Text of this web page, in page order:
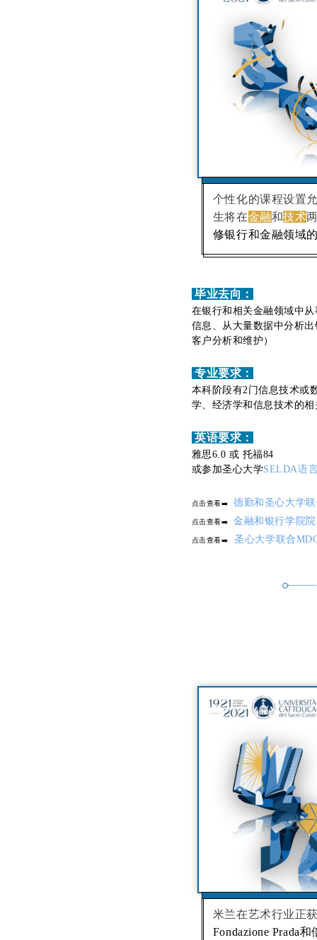
个性化的课程设置
生将在金融和技术
修银行和金融领域
毕业去向：
在银行和相关金融领域中
信息、从大量数据中分析
客户分析和维护）
专业要求：
本科阶段有2门信息技术或
学、经济学和信息技术的
英语要求：
雅思6.0 或 托福84
或参加圣心大学SELDA语
点击查看➡️ 德勤和圣心大学
点击查看➡️ 金融和银行学院
点击查看➡️ 圣心大学联合
米兰在艺术行业正
Fondazione Prada